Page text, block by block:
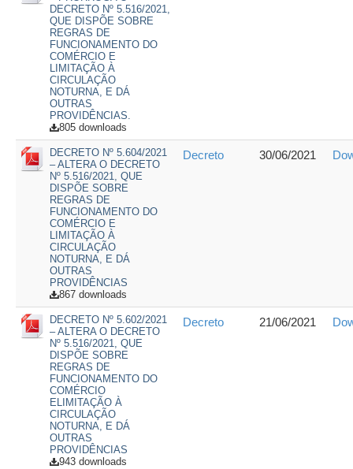
DECRETO Nº 5.516/2021,
QUE DISPÕE SOBRE
REGRAS DE
FUNCIONAMENTO DO
COMÉRCIO E
LIMITAÇÃO À
CIRCULAÇÃO
NOTURNA, E DÁ
OUTRAS
PROVIDÊNCIAS.
805 downloads
DECRETO Nº 5.604/2021
– ALTERA O DECRETO
Nº 5.516/2021, QUE
DISPÕE SOBRE
REGRAS DE
FUNCIONAMENTO DO
COMÉRCIO E
LIMITAÇÃO À
CIRCULAÇÃO
NOTURNA, E DÁ
OUTRAS
PROVIDÊNCIAS
867 downloads
Decreto 30/06/2021
DECRETO Nº 5.602/2021
– ALTERA O DECRETO
Nº 5.516/2021, QUE
DISPÕE SOBRE
REGRAS DE
FUNCIONAMENTO DO
COMÉRCIO
ELIMITAÇÃO À
CIRCULAÇÃO
NOTURNA, E DÁ
OUTRAS
PROVIDÊNCIAS
943 downloads
Decreto 21/06/2021